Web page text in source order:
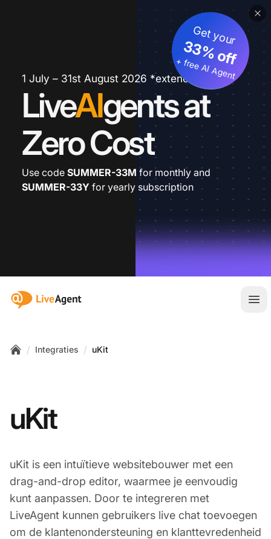
1 July – 31st August 2026 *extended
LiveAIgents at
Zero Cost
Get your
33% off
+ free AI Agent
Use code SUMMER-33M for monthly and
SUMMER-33Y for yearly subscription
:site.title
/ Integraties / uKit
uKit
uKit is een intuïtieve websitebouwer met een
drag-and-drop editor, waarmee je eenvoudig
kunt aanpassen. Door te integreren met
LiveAgent kunnen gebruikers live chat toevoegen
om de klantenondersteuning en klanttevredenheid